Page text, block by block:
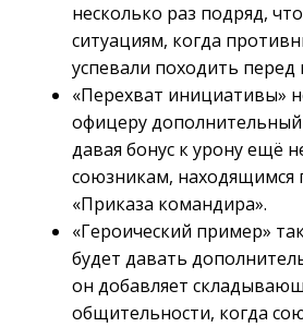
несколько раз подряд,
ситуациям, когда
успевали походить перед
«Перехват инициативы»
офицеру дополнительный
давая бонус к урону ещё
союзникам, находящимся
«Приказа командира».
«Героический пример»
будет давать
он добавляет
общительности, когда